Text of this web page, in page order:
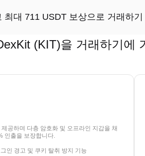
최대 711 USDT 보상으로 거래하기
(KIT)을 거래하기에
공하며 다층 암호화 및 오프라인 지갑을 채
인출을 보장합니다.
인 경고 및 쿠키 탈취 방지 기능